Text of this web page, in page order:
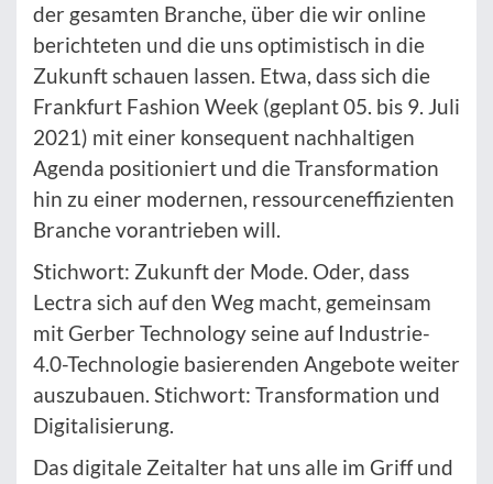
der gesamten Branche, über die wir online
berichteten und die uns optimistisch in die
Zukunft schauen lassen. Etwa, dass sich die
Frankfurt Fashion Week (geplant 05. bis 9. Juli
2021) mit einer konsequent nachhaltigen
Agenda positioniert und die Transformation
hin zu einer modernen, ressourceneffizienten
Branche vorantrieben will.
Stichwort: Zukunft der Mode. Oder, dass
Lectra sich auf den Weg macht, gemeinsam
mit Gerber Technology seine auf Industrie-
4.0-Technologie basierenden Angebote weiter
auszubauen. Stichwort: Transformation und
Digitalisierung.
Das digitale Zeitalter hat uns alle im Griff und